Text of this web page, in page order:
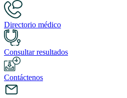
Directorio médico
Consultar resultados
Contáctenos